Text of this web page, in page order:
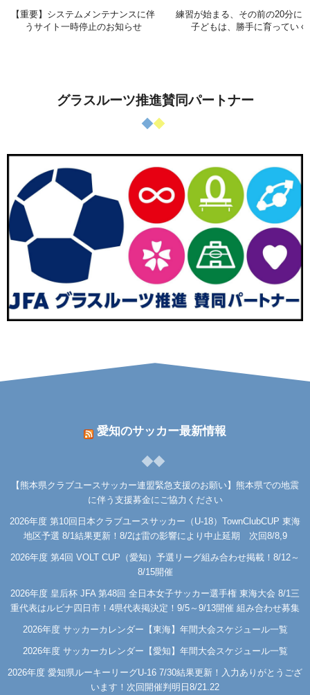
【重要】システムメンテナンスに伴
うサイト一時停止のお知らせ
練習が始まる、その前の20分
子どもは、勝手に育っていく
グラスルーツ推進賛同パートナー
愛知のサッカー最新情報
【熊本県クラブユースサッカー連盟緊急支援のお願い】熊本県での地震
に伴う支援募金にご協力ください
2026年度 第10回日本クラブユースサッカー（U-18）TownClubCUP 東海
地区予選 8/1結果更新！8/2は雷の影響により中止延期 次回8/8,9
2026年度 第4回 VOLT CUP（愛知）予選リーグ組み合わせ掲載！8/12～
8/15開催
2026年度 皇后杯 JFA 第48回 全日本女子サッカー選手権 東海大会 8/1三
重代表はルビナ四日市！4県代表掲決定！9/5～9/13開催 組み合わせ募集
2026年度 サッカーカレンダー【東海】年間大会スケジュール一覧
2026年度 サッカーカレンダー【愛知】年間大会スケジュール一覧
2026年度 愛知県ルーキーリーグU-16 7/30結果更新！入力ありがとうござ
います！次回開催判明日8/21.22